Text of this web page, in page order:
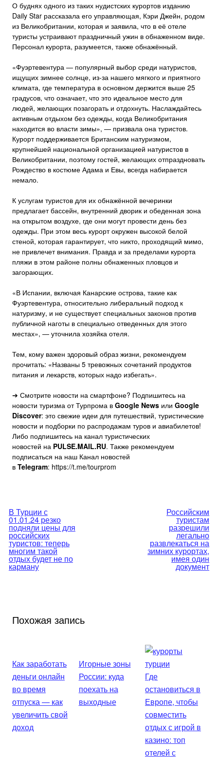
О буднях одного из таких нудистских курортов изданию
Daily Star рассказала его управляющая, Кэри Джейн, родом
из Великобритании, которая и заявила, что в её отеле
туристы устраивают праздничный ужин в обнаженном виде.
Персонал курорта, разумеется, также обнажённый.
«Фуэртевентура — популярный выбор среди натуристов,
ищущих зимнее солнце, из-за нашего мягкого и приятного
климата, где температура в основном держится выше 25
градусов, что означает, что это идеальное место для
людей, желающих позагорать и отдохнуть. Наслаждайтесь
активным отдыхом без одежды, когда Великобритания
находится во власти зимы», — призвала она туристов.
Курорт поддерживается Британским натуризмом,
крупнейшей национальной организацией натуристов в
Великобритании, поэтому гостей, желающих отпраздновать
Рождество в костюме Адама и Евы, всегда набирается
немало.
К услугам туристов для их обнажённой вечеринки
предлагает бассейн, внутренний дворик и обеденная зона
на открытом воздухе, где они могут провести день без
одежды. При этом весь курорт окружен высокой белой
стеной, которая гарантирует, что никто, проходящий мимо,
не привлечет внимания. Правда и за пределами курорта
пляжи в этом районе полны обнаженных пловцов и
загорающих.
«В Испании, включая Канарские острова, такие как
Фуэртевентура, относительно либеральный подход к
натуризму, и не существует специальных законов против
публичной наготы в специально отведенных для этого
местах», — уточнила хозяйка отеля.
Тем, кому важен здоровый образ жизни, рекомендуем
прочитать: «Названы 5 тревожных сочетаний продуктов
питания и лекарств, которых надо избегать».
➔ Смотрите новости на смартфоне? Подпишитесь на
новости туризма от Турпрома в Google News или Google
Discover: это свежие идеи для путешествий, туристические
новости и подборки по распродажам туров и авиабилетов!
Либо подпишитесь на канал туристических
новостей на PULSE.MAIL.RU. Также рекомендуем
подписаться на наш Канал новостей
в Telegram: https://t.me/tourprom
Навигация
по
записям
В Турции с
01.01.24 резко
подняли цены для
российских
туристов: теперь
многим такой
отдых будет не по
карману
Российским
туристам
разрешили
легально
развлекаться на
зимних курортах,
имея один
документ
Похожая запись
Как заработать
деньги онлайн
во время
отпуска — как
увеличить свой
доход
Игорные зоны
России: куда
поехать на
выходные
Где
остановиться в
Европе, чтобы
совместить
отдых с игрой в
казино: топ
отелей с